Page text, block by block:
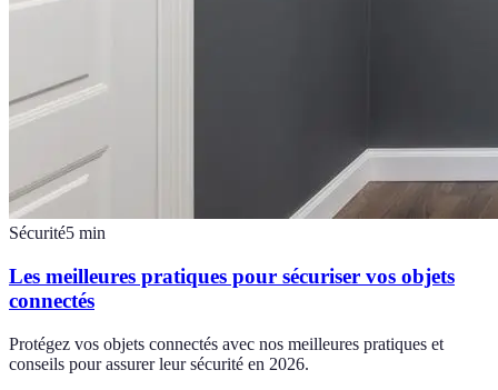
Sécurité5 min
Les meilleures pratiques pour sécuriser vos objets
connectés
Protégez vos objets connectés avec nos meilleures pratiques et
conseils pour assurer leur sécurité en 2026.